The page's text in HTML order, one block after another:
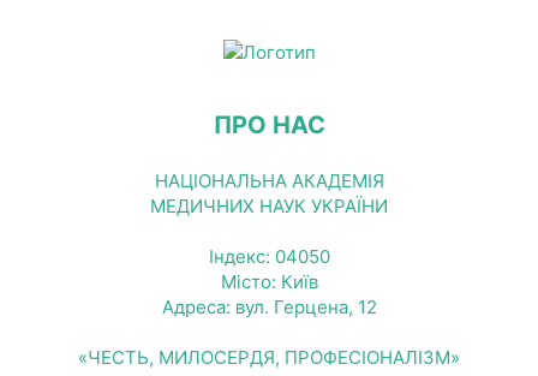
ПРО НАС
НАЦІОНАЛЬНА АКАДЕМІЯ
МЕДИЧНИХ НАУК УКРАЇНИ
Індекс: 04050
Місто: Київ
Адреса: вул. Герцена, 12
«ЧЕСТЬ, МИЛОСЕРДЯ, ПРОФЕСІОНАЛІЗМ»